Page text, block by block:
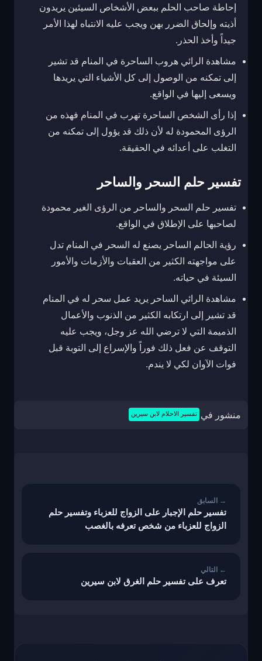
إحاطة صاحب الحلم ببعض الأشخاص السيئين يريدون
أذيته وإلحاق الضرر بهن ويجب عليه الانتباه لهذا الأمر
جيداً وأخذ الحذر.
مشاهدة الرائي هروب الساحرة في المنام قد تشير
إلى تمكنه من الوصول إلى كل الأشياء التي يريدها
ويسعى إليها في الواقع.
إذا رأى الشخص الساحرة تهرب في المنام فهذه من
الرؤى المحمودة له لأن ذلك قد يؤول إلى تمكنه من
التغلب على أعدائه في الحقيقة.
تفسير حلم السحر والساحر
تفسير حلم السحر والساحر من الرؤى الغير محمودة
لصاحبها على الإطلاق في الواقع.
رؤية الحالم الساحر يصنع له السحر في المنام تدل
على مواجهته الكثير من العقبات والأزمات والأمور
السيئة في حياته.
مشاهدة الرائي الساحر يريد عمل سحر له في المنام
قد تشير إلى ارتكابه الكثير من الذنوب والأعمال
الذميمة التي لا ترضي الله عز وجل، ويجب عليه
التوقف عن فعل ذلك فوراً والإسراع إلى التوبة قبل
فوات الآوان لكي لا يندم.
منشور في تفسير الاحلام لابن سيرين
تفسير حلم الإجبار على الزواج للعزباء وتفسير حلم
الزواج للعزباء من شخص تعرفه بالغصب
تعرف على تفسير حلم الغرق لابن سيرين